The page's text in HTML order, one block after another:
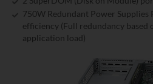
750W Redundant Power Supplies
efficiency (Full redundancy based
application load)